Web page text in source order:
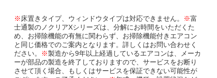
※ 床置きタイプ、ウィンドウタイプは対応できません。 ※富
士通製のノクリアXシリーズは、分解にお時間をいただくた
め、お掃除機能の有無に関わらず、お掃除機能付きエアコン
と同じ価格でのご案内となります。詳しくはお問い合わせく
ださい。
※製造から9年以上経過しているエアコンは、メーカ
ーが部品の製造を終了しておりますので、サービスをお断り
させて頂く場合、もしくはサービスを保証できない可能性が